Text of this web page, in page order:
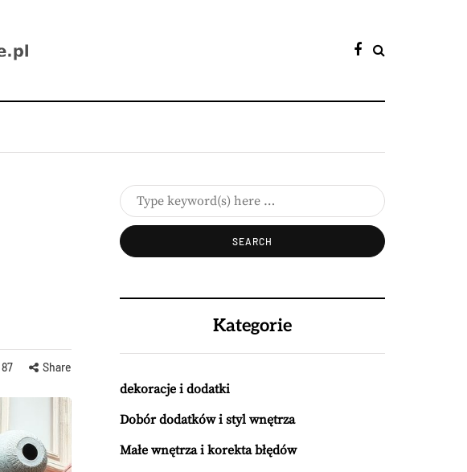
87 Share
Kategorie
dekoracje i dodatki
Dobór dodatków i styl wnętrza
Małe wnętrza i korekta błędów